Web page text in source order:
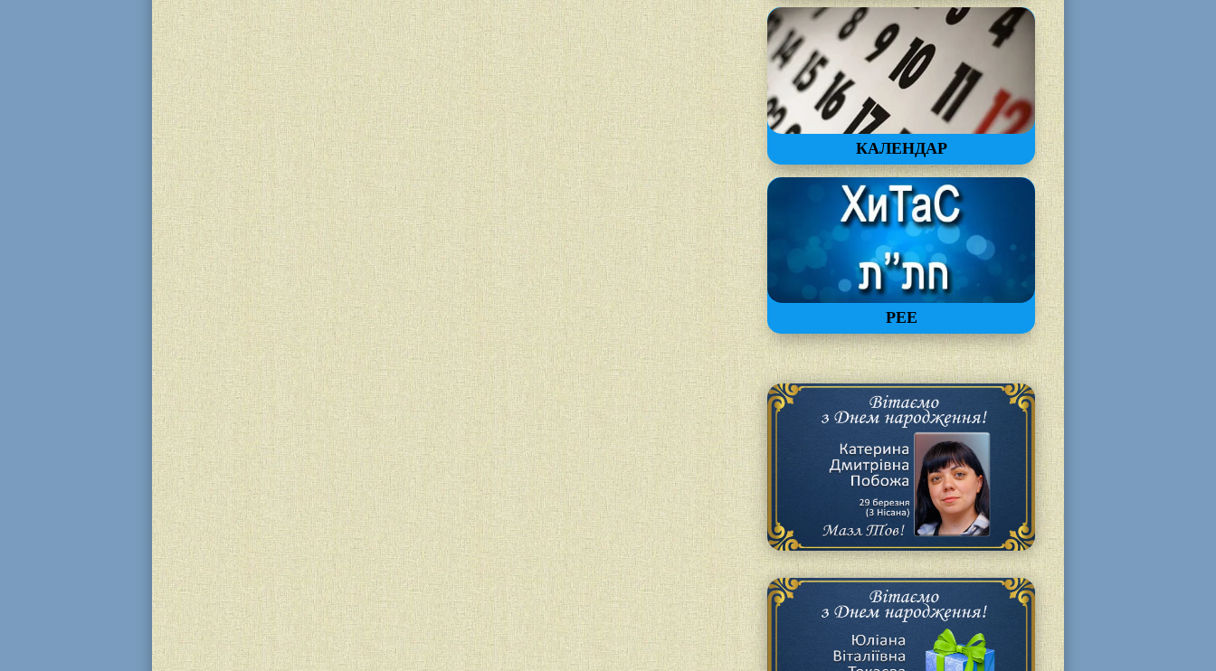
2 Адара 5786 (19 лютого 2026) у благодійному центрі “Бейт Барух” і синагозі
“Бейт Реувен” (м. Кам'янське) для жінок-учасниць освітньої програми “Золотий
вік” посланниця Ребе у нашому місті Лілах Цопа провела духовний урок за
книгою “Тора”. Темою уроку стали Рош-ходеш...
КАЛЕНДАР
РЕЕ